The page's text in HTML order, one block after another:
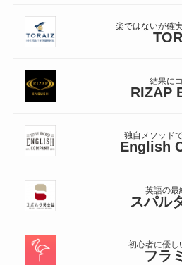
楽ではないが確
結果に
RIZAP
独自メソッド
English
英語の最
スパル
初心者に優し
フラ